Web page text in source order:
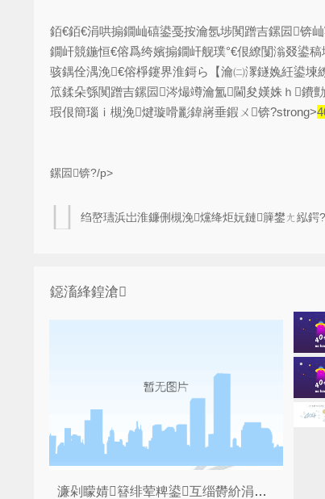
銆€銆€涓哄搧鐗屾礂鍙戞按瀹氬埗闃蹭吉鏍囩锛
鐗屽競鍦恒€傛爲绔嬪搧鐗屽舰璞°€佷繚闅滃叕鍙
骇鍝佺湡浼€傛棦鑳界淮鎶ら【瀹㈡潈鐩婏紝鍙
笟鍒朵綔闃蹭吉鏍囩涔熶竴瀹氳閫夋嫨姝ｈ鐨
瑕佷簡瑙ｉ槻浼煡璇嗗彲鍏嶈垂鍜ㄨ锛?strong>
鏍囩锛?/p>
绉嶅瓙浜岀淮鐮侀槻浼爣绛炬妧鏈簲鐢ㄤ紭鍔
鐚滀綘鍠滄
濂剁矇婧簮绯荤粺鍙互缁欎紒涓氬甫鏉ュ摢浜涘ソ澶勪綘鐭ラ亾鍚楋紵